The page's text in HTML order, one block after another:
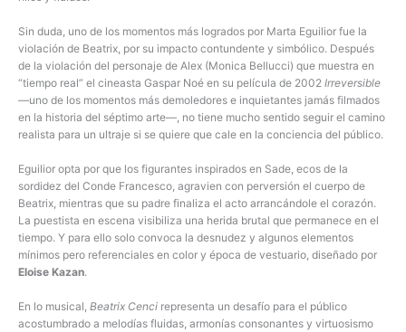
Sin duda, uno de los momentos más logrados por Marta Eguilior fue la
violación de Beatrix, por su impacto contundente y simbólico. Después
de la violación del personaje de Alex (Monica Bellucci) que muestra en
“tiempo real” el cineasta Gaspar Noé en su película de 2002 Irreversible
—uno de los momentos más demoledores e inquietantes jamás filmados
en la historia del séptimo arte—, no tiene mucho sentido seguir el camino
realista para un ultraje si se quiere que cale en la conciencia del público.
Eguilior opta por que los figurantes inspirados en Sade, ecos de la
sordidez del Conde Francesco, agravien con perversión el cuerpo de
Beatrix, mientras que su padre finaliza el acto arrancándole el corazón.
La puestista en escena visibiliza una herida brutal que permanece en el
tiempo. Y para ello solo convoca la desnudez y algunos elementos
mínimos pero referenciales en color y época de vestuario, diseñado por
Eloise Kazan.
En lo musical, Beatrix Cenci representa un desafío para el público
acostumbrado a melodías fluidas, armonías consonantes y virtuosismo